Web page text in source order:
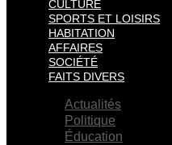
CULTURE
SPORTS ET LOISIRS
HABITATION
AFFAIRES
SOCIÉTÉ
FAITS DIVERS
Actualités
Politique
Éducation